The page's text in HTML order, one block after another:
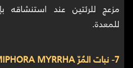
مزعج للرئتين عند استنشاقه
للمعدة.
7- نبات المُرّ COMMIPHORA MYRRHA